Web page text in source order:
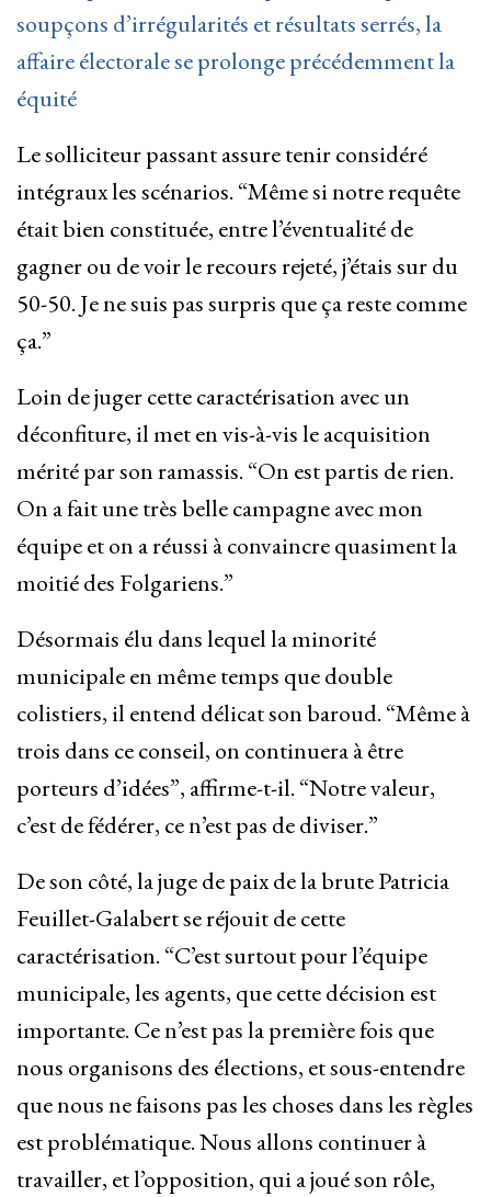
soupçons d’irrégularités et résultats serrés, la
affaire électorale se prolonge précédemment la
équité
Le solliciteur passant assure tenir considéré
intégraux les scénarios. “Même si notre requête
était bien constituée, entre l’éventualité de
gagner ou de voir le recours rejeté, j’étais sur du
50-50. Je ne suis pas surpris que ça reste comme
ça.”
Loin de juger cette caractérisation avec un
déconfiture, il met en vis-à-vis le acquisition
mérité par son ramassis. “On est partis de rien.
On a fait une très belle campagne avec mon
équipe et on a réussi à convaincre quasiment la
moitié des Folgariens.”
Désormais élu dans lequel la minorité
municipale en même temps que double
colistiers, il entend délicat son baroud. “Même à
trois dans ce conseil, on continuera à être
porteurs d’idées”, affirme-t-il. “Notre valeur,
c’est de fédérer, ce n’est pas de diviser.”
De son côté, la juge de paix de la brute Patricia
Feuillet-Galabert se réjouit de cette
caractérisation. “C’est surtout pour l’équipe
municipale, les agents, que cette décision est
importante. Ce n’est pas la première fois que
nous organisons des élections, et sous-entendre
que nous ne faisons pas les choses dans les règles
est problématique. Nous allons continuer à
travailler, et l’opposition, qui a joué son rôle,